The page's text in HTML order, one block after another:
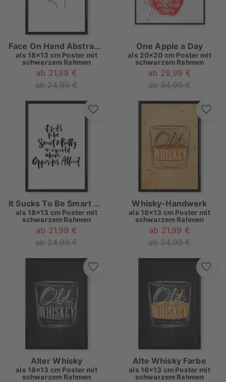
Face On Hand Abstract Single Line
als 18x13 cm Poster mit
schwarzem Rahmen
ab 21,99 €
ab 24,99 €
One Apple a Day
als 20x20 cm Poster mit
schwarzem Rahmen
ab 29,99 €
ab 34,99 €
It Sucks To Be Smart And Pretty In A World Where Opposites Attract
als 18x13 cm Poster mit
schwarzem Rahmen
ab 21,99 €
ab 24,99 €
Whisky-Handwerk
als 18x13 cm Poster mit
schwarzem Rahmen
ab 21,99 €
ab 24,99 €
Alter Whisky
als 18x13 cm Poster mit
schwarzem Rahmen
Alte Whisky Farbe
als 18x13 cm Poster mit
schwarzem Rahmen